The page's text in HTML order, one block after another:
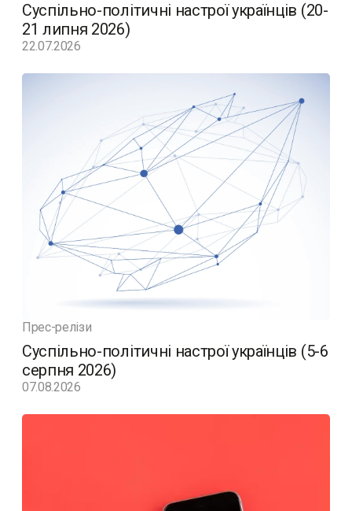
Суспільно-політичні настрої українців (20-
21 липня 2026)
22.07.2026
Прес-релізи
Суспільно-політичні настрої українців (5-6
серпня 2026)
07.08.2026